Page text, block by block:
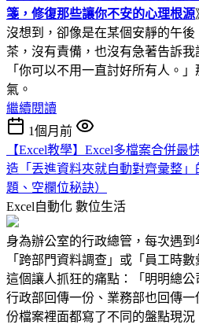
箋，修復那些讓你不安的心理根源
沒想到，卻像是在某個安靜的午
茶，沒有責備，也沒有急著告訴我
「你可以不用一直討好所有人。
氣。
繼續閱讀
1個月前
【Excel教學】Excel多檔案合併最
造「丟進資料夾就自動對齊彙整
題、空欄位秘訣）
Excel自動化 數位生活
身為辦公室的行政總管，每次遇到
「跨部門資料調查」或「員工時
這個讓人抓狂的痛點：「明明總
行政部回傳一份、業務部也回傳
份檔案裡面都寫了不同的盤點現